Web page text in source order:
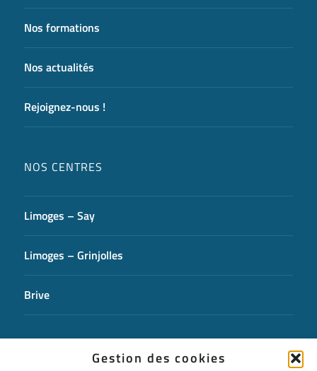
Gestion des cookies
Nos formations
Nos actualités
Rejoignez-nous !
NOS CENTRES
Limoges – Say
Limoges – Grinjolles
Brive
CONTACTEZ-NOUS